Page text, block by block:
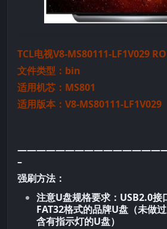
TCL电视V8-MS80111-LF1V029
文件类型：bin
适用机芯： MS801
适用版本：V8-MS80111-LF1V029
–
强刷方法：
注意U盘规格要求：USB2.0接
FAT32格式的品牌U盘（未做
含有指示灯的U盘）